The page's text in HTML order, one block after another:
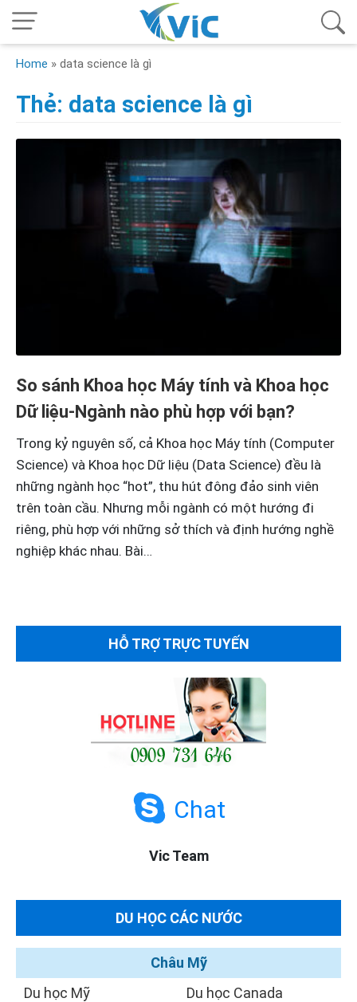
Home » data science là gì
Thẻ: data science là gì
So sánh Khoa học Máy tính và Khoa học
Dữ liệu-Ngành nào phù hợp với bạn?
Trong kỷ nguyên số, cả Khoa học Máy tính (Computer
Science) và Khoa học Dữ liệu (Data Science) đều là
những ngành học “hot”, thu hút đông đảo sinh viên
trên toàn cầu. Nhưng mỗi ngành có một hướng đi
riêng, phù hợp với những sở thích và định hướng nghề
nghiệp khác nhau. Bài…
HỖ TRỢ TRỰC TUYẾN
Chat
Vic Team
DU HỌC CÁC NƯỚC
Châu Mỹ
Du học Mỹ
Du học Canada